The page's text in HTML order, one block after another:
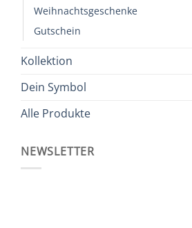
Weihnachtsgeschenke
Gutschein
Kollektion
Dein Symbol
Alle Produkte
NEWSLETTER